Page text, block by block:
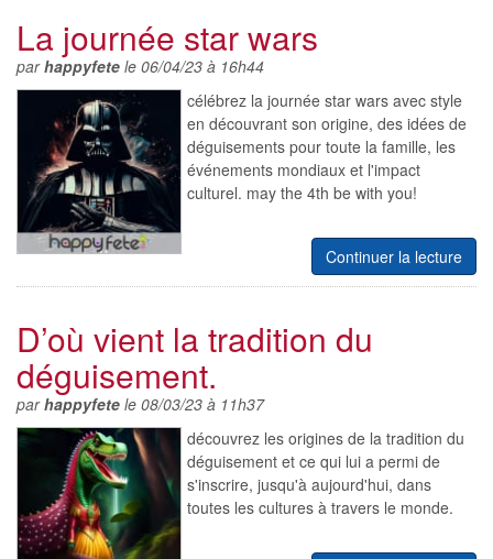
La journée star wars
parhappyfete le 06/04/23 à 16h44
célébrez la journée star wars avec style
en découvrant son origine, des idées de
déguisements pour toute la famille, les
événements mondiaux et l'impact
culturel. may the 4th be with you!
Continuer la lecture
D’où vient la tradition du
déguisement.
parhappyfete le 08/03/23 à 11h37
découvrez les origines de la tradition du
déguisement et ce qui lui a permi de
s'inscrire, jusqu'à aujourd'hui, dans
toutes les cultures à travers le monde.